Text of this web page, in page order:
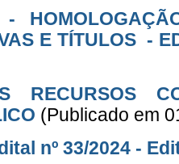
-
E TÍTULOS -
RECURSOS
(Publicado em
nº 33/2024 -